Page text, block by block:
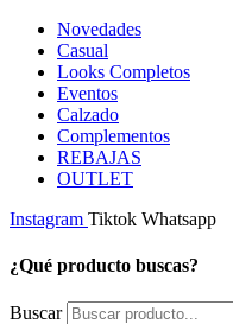
Novedades
Casual
Looks Completos
Eventos
Calzado
Complementos
REBAJAS
OUTLET
Instagram Tiktok Whatsapp
¿Qué producto buscas?
Buscar